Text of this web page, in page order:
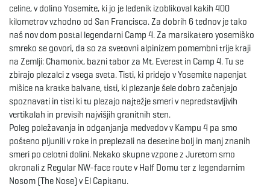
g
celine, v dolino Yosemite, ki jo je ledenik izoblikoval kakih 400
kilometrov vzhodno od San Francisca. Za dobrih 6 tednov je tako
naš nov dom postal legendarni Camp 4. Za marsikatero yosemiško
smreko se govori, da so za svetovni alpinizem pomembni trije kraji
na Zemlji: Chamonix, bazni tabor za Mt. Everest in Camp 4. Tu se
zbirajo plezalci z vsega sveta. Tisti, ki pridejo v Yosemite napenjat
mišice na kratke balvane, tisti, ki plezanje šele dobro začenjajo
spoznavati in tisti ki tu plezajo najtežje smeri v nepredstavljivih
vertikalah in previsih najvišjih granitnih sten.
Poleg poležavanja in odganjanja medvedov v Kampu 4 pa smo
pošteno pljunili v roke in preplezali na desetine bolj in manj znanih
smeri po celotni dolini. Nekako skupne vzpone z Juretom smo
okronali z Regular NW-face route v Half Domu ter z legendarnim
Nosom (The Nose) v El Capitanu.